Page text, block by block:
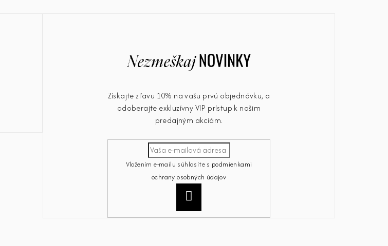
Získajte zľavu 10% na vašu prvú objednávku, a
odoberajte exkluzívny VIP prístup k našim
predajným akciám.
Vložením e-mailu súhlasíte s podmienkami
ochrany osobných údajov